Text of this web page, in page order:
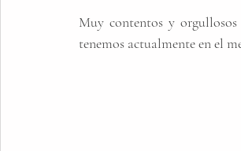
Muy contentos y
tenemos actualmente en el